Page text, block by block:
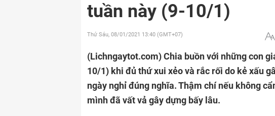
tuần này (9-10/1)
Thứ Sáu, 08/01/2021 13:40 (GMT+07)
(Lichngaytot.com)Chia buồn với những con
10/1) khi đủ thứ xui xẻo và rắc rối do kẻ xấu
ngày nghỉ đúng nghĩa. Thậm chí nếu không
mình đã vất vả gây dựng bấy lâu.